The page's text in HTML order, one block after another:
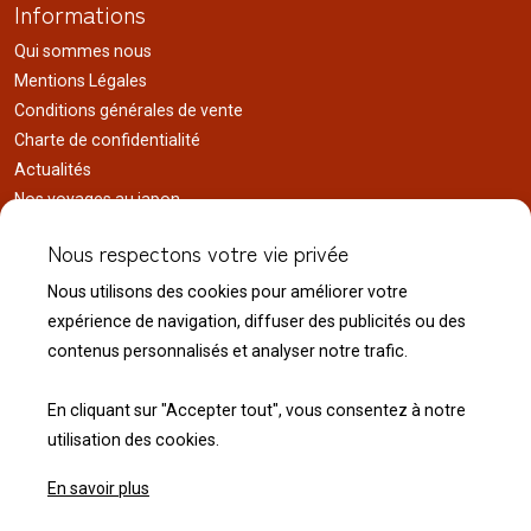
Informations
Qui sommes nous
Mentions Légales
Conditions générales de vente
Charte de confidentialité
Actualités
Nos voyages au japon
Liens utiles
Service client
Nous contacter
Modalité de retour
Nous respectons votre vie privée
Nous utilisons des cookies pour améliorer votre
expérience de navigation, diffuser des publicités ou des
contenus personnalisés et analyser notre trafic.
En cliquant sur "Accepter tout", vous consentez à notre
utilisation des cookies.
En savoir plus